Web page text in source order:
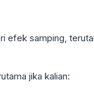
efek samping,
jika kalian: